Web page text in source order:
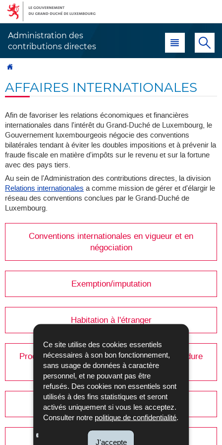
Ce site utilise des cookies essentiels
nécessaires à son bon fonctionnement,
sans usage de données à caractère
personnel, et ne pouvant pas être
refusés. Des cookies non essentiels sont
utilisés à des fins statistiques et seront
activés uniquement si vous les acceptez.
Consulter notre politique de confidentialité.
J'accepte
Aller
navigation
Aller
au
Administration des
contributions directes
Menu principal
AFFAIRES INTERNATIONALES
Afin de favoriser les relations économiques et financières
internationales dans l'intérêt du Grand-Duché de Luxembourg, le
Gouvernement luxembourgeois négocie des conventions
bilatérales tendant à éviter les doubles impositions et à prévenir la
fraude fiscale en matière d'impôts sur le revenu et sur la fortune
avec des pays tiers.
Au sein de l'Administration des contributions directes, la division
Relations internationales a comme mission de gérer et d'élargir le
réseau des conventions conclues par le Grand-Duché de
Luxembourg.
Conventions internationales en vigueur et en
négociation
Exemption/imputation
Habitation à l'étranger
Procédure amiable - Mutual agreement procedure
(MAP)
Transport international
Organismes de placement collectif (OPC)